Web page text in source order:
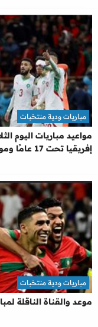
إفريقيا تحت 17 عامًا ومواجهات دولية قوية
مباريات ودية منتخبات
موعد والقناة الناقلة
مباريات ودية منتخبات